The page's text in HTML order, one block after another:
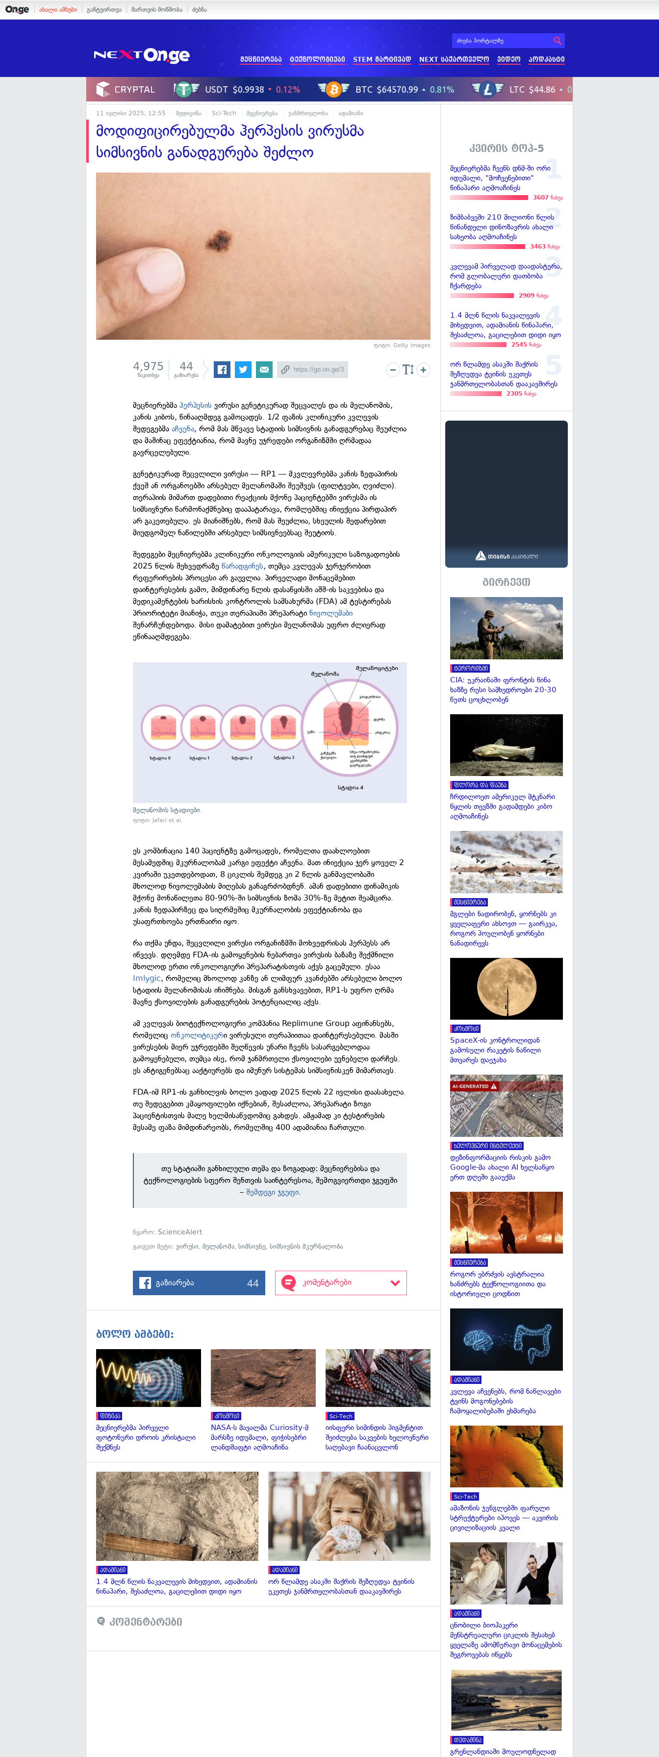
ახალი ამბები განტვირთვა მართვის მოწმობა ძებნა
მეცნიერება ტექნოლოგიები STEM მარტივად NEXT საქართველო ვიდეო პოდკასტი
11 ივლისი 2025, 12:55 მედიცინა Sci-Tech მეცნიერება ჯანმრთელობა ადამიანი
მოდიფიცირებულმა ჰერპესის ვირუსმა
სიმსივნის განადგურება შეძლო
ფოტო: Getty Images
4,975
წაკითხვა
44
გაზიარება
მეცნიერებმაჰერპესის ვირუსი გენეტიკურად შეცვალეს და ის მელანომის,
კანის კიბოს, წინააღმდეგ გამოცადეს. 1/2 ფაზის კლინიკური კვლევის
შედეგებმააჩვენა, რომ მას მწვავე სტადიის სიმსივნის განადგურებაც შეუძლია
და მაშინაც ეფექტიანია, რომ მავნე უჯრედები ორგანიზმში ღრმადაა
გავრცელებული.
გენეტიკურად შეცვლილი ვირუსი — RP1 — მკვლევრებმა კანის ზედაპირის
ქვეშ ან ორგანოებში არსებულ მელანომაში შეუშვეს (ფილტვები, ღვიძლი).
თერაპიის მიმართ დადებითი რეაქციის მქონე პაციენტებში ვირუსმა ის
სიმსივნური წარმონაქმნებიც დააპატარავა, რომლებშიც ინიექცია პირდაპირ
არ გაკეთებულა. ეს მიანიშნებს, რომ მას შეუძლია, სხეულის შედარებით
მიუდგომელ ნაწილებში არსებულ სიმსივნეებსაც შეუტიოს.
შედეგები მეცნიერებმა კლინიკური ონკოლოგიის ამერიკული საზოგადოების
2025 წლის შეხვედრაზეწარადგინეს, თუმცა კვლევას ჯერჯერობით
რეფერირების პროცესი არ გაუვლია. პირველადი მონაცემებით
დაინტერესების გამო, მიმდინარე წლის დასაწყისში აშშ-ის საკვებისა და
მედიკამენტების ხარისხის კონტროლის სამსახურმა (FDA) ამ ტესტირებას
პრიორიტეტი მიანიჭა, თუკი თერაპიაში პრეპარატინივოლუმაბი
შენარჩუნდებოდა. მისი დამატებით ვირუსი მელანომას უფრო ძლიერად
ეწინააღმდეგება.
მელანომის სტადიები.
ფოტო: Jafari et al.
ეს კომბინაცია 140 პაციენტზე გამოცადეს, რომელთა დაახლოებით
მესამედშიც მკურნალობამ კარგი ეფექტი აჩვენა. მათ ინიექცია ჯერ ყოველ 2
კვირაში უკეთდებოდათ, 8 ციკლის შემდეგ კი 2 წლის განმავლობაში
მხოლოდ ნივოლუმაბის მიღებას განაგრძობდნენ. ამან დადებითი დინამიკის
მქონე მონაწილეთა 80-90%-ში სიმსივნის ზომა 30%-ზე მეტით შეამცირა.
კანის ზედაპირზეც და სიღრმეშიც მკურნალობის ეფექტიანობა და
უსაფრთხოება ერთნაირი იყო.
რა თქმა უნდა, შეცვლილი ვირუსი ორგანიზმში მოხვედრისას ჰერპესს არ
იწვევს. დღემდე FDA-ის გამოყენების ნებართვა ვირუსის ბაზაზე შექმნილი
მხოლოდ ერთი ონკოლოგიური პრეპარატისთვის აქვს გაცემული. ესაა
Imlygic, რომელიც მხოლოდ კანზე ან ლიმფურ კვანძებში არსებული ბოლო
სტადიის მელანომისას ინიშნება. მისგან განსხვავებით, RP1-ს უფრო ღრმა
მავნე ქსოვილების განადგურების პოტენციალიც აქვს.
ამ კვლევას ბიოტექნოლოგიური კომპანია Replimune Group აფინანსებს,
რომელიცონკოლიტიკური ვირუსული თერაპიითაა დაინტერესებული. მასში
ვირუსების მიერ უჯრედებში შეღწევის უნარი ჩვენს სასარგებლოდაა
გამოყენებული, თუმცა ისე, რომ ჯანმრთელი ქსოვილები უვნებელი დარჩეს.
ეს ანტიგენებსაც ააქტიურებს და იმუნურ სისტემას სიმსივნისკენ მიმართავს.
FDA-იმ RP1-ის განხილვის ბოლო ვადად 2025 წლის 22 ივლისი დაასახელა.
თუ შედეგებით კმაყოფილები იქნებიან, შესაძლოა, პრეპარატი ზოგი
პაციენტისთვის მალე ხელმისაწვდომიც გახდეს. ამჟამად კი ტესტირების
მესამე ფაზა მიმდინარეობს, რომელშიც 400 ადამიანია ჩართული.
თუ სტატიაში განხილული თემა და ზოგადად: მეცნიერებისა და
ტექნოლოგიების სფერო შენთვის საინტერესოა, შემოგვიერთდი ჯგუფში
–შემდეგი ჯგუფი.
წყარო: ScienceAlert
გაიგეთ მეტი:ვირუსი,მელანომა,სიმსივნე,სიმსივნის მკურნალობა
გაზიარება 44 კომენტარები
ბოლო ამბები:
გადახედვა
ფიზიკა
მეცნიერებმა პირველი
ფოტონური დროის კრისტალი
შექმნეს
გადახედვა
კოსმოსი
NASA-ს მავალმა Curiosity-მ
მარსზე იდუმალი, ფიჭისებრი
ლანდშაფტი აღმოაჩინა
Sci-Tech
იისფერი სიმინდის პიგმენტით
შეიძლება საკვების ხელოვნური
საღებავი ჩაანაცვლონ
გადახედვა
ადამიანი
1.4 მლნ წლის ნაკვალევის მიხედვით, ადამიანის
წინაპარი, შესაძლოა, გაცილებით დიდი იყო
გადახედვა
ადამიანი
ორ წლამდე ასაკში შაქრის შეზღუდვა ტვინის
უკეთეს ჯანმრთელობასთან დააკავშირეს
კომენტარები
კვირის ტოპ-5
მეცნიერებმა ჩვენს დნმ-ში ორი
იდუმალი, "მოჩვენებითი"
წინაპარი აღმოაჩინეს
3607 ნახვა
ზიმბაბვეში 210 მილიონი წლის
წინანდელი დინოზავრის ახალი
სახეობა აღმოაჩინეს
3463 ნახვა
კვლევამ პირველად დაადასტურა,
რომ გლობალური დათბობა
ჩქარდება
2909 ნახვა
1.4 მლნ წლის ნაკვალევის
მიხედვით, ადამიანის წინაპარი,
შესაძლოა, გაცილებით დიდი იყო
2545 ნახვა
ორ წლამდე ასაკში შაქრის
შეზღუდვა ტვინის უკეთეს
ჯანმრთელობასთან დააკავშირეს
2305 ნახვა
გირჩევთ
ტერორიზმი
CIA: უკრაინაში ფრონტის წინა
ხაზზე რუსი სამხედროები 20-30
წუთს ცოცხლობენ
ფლორა და ფაუნა
ჩრდილოეთ ამერიკულ მტკნარი
წყლის თევზში გადამდები კიბო
აღმოაჩინეს
მეცნიერება
მგლები ნადირობენ, ყორნებს კი
ყველაფერი ახსოვთ — გაირკვა,
როგორ პოულობენ ყორნები
ნანადირევს
კოსმოსი
SpaceX-ის კონტროლიდან
გამოსული რაკეტის ნაწილი
მთვარეს დაეჯახა
ხელოვნური ინტელექტი
დეზინფორმაციის რისკის გამო
Google-მა ახალი AI ხელსაწყო
ერთ დღეში გააუქმა
მეცნიერება
როგორ ებრძვის ავსტრალია
ხანძრებს ტექნოლოგიითა და
ისტორიული ცოდნით
ადამიანი
კვლევა აჩვენებს, რომ ნაწლავები
ტვინს მოგონებების
ჩამოყალიბებაში ეხმარება
Sci-Tech
ამაზონის ჯუნგლებში ფარული
სტრუქტურები იპოვეს — აკვირის
ცივილიზაციის კვალი
ადამიანი
ცნობილი ბიოჰაკერი
მენსტრუალური ციკლის შესახებ
ყველაზე ამომწურავი მონაცემების
შეგროვებას იწყებს
დედამიწა
გრენლანდიაში მოულოდნელად